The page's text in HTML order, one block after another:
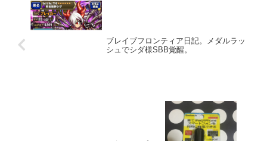
ブレイブフロンティア日記。メダルラッ
シュでシダ様SBB覚醒。